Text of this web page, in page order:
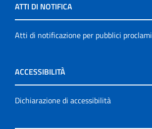
ATTI DI NOTIFICA
Atti di notificazione per pubblici proclami
ACCESSIBILITÀ
Dichiarazione di accessibilità